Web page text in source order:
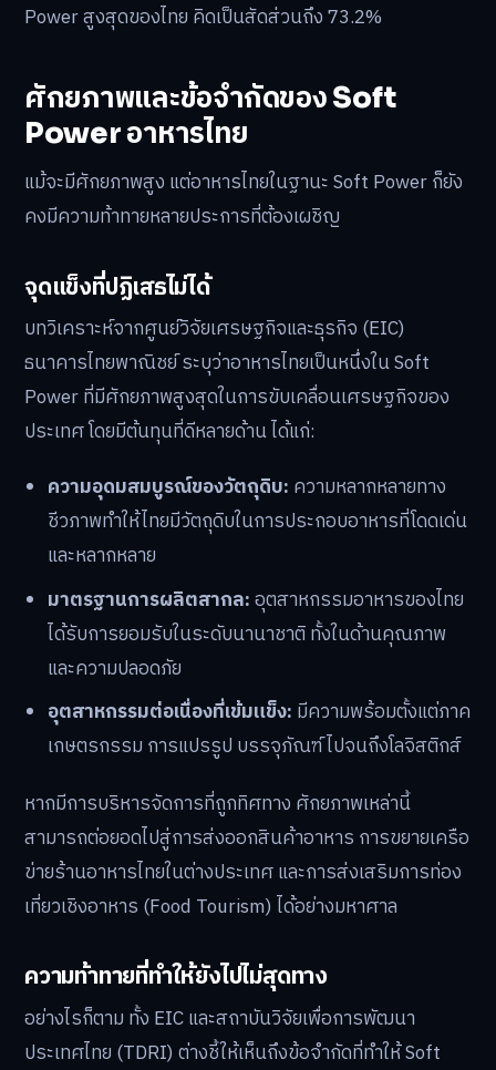
Power สูงสุดของไทย คิดเป็นสัดส่วนถึง 73.2%
ศักยภาพและข้อจำกัดของ Soft
Power อาหารไทย
แม้จะมีศักยภาพสูง แต่อาหารไทยในฐานะ Soft Power ก็ยัง
คงมีความท้าทายหลายประการที่ต้องเผชิญ
จุดแข็งที่ปฏิเสธไม่ได้
บทวิเคราะห์จากศูนย์วิจัยเศรษฐกิจและธุรกิจ (EIC)
ธนาคารไทยพาณิชย์ ระบุว่าอาหารไทยเป็นหนึ่งใน Soft
Power ที่มีศักยภาพสูงสุดในการขับเคลื่อนเศรษฐกิจของ
ประเทศ โดยมีต้นทุนที่ดีหลายด้าน ได้แก่:
ความอุดมสมบูรณ์ของวัตถุดิบ: ความหลากหลายทาง
ชีวภาพทำให้ไทยมีวัตถุดิบในการประกอบอาหารที่โดดเด่น
และหลากหลาย
มาตรฐานการผลิตสากล:อุตสาหกรรมอาหารของไทย
ได้รับการยอมรับในระดับนานาชาติ ทั้งในด้านคุณภาพ
และความปลอดภัย
อุตสาหกรรมต่อเนื่องที่เข้มแข็ง: มีความพร้อมตั้งแต่ภาค
เกษตรกรรม การแปรรูป บรรจุภัณฑ์ ไปจนถึงโลจิสติกส์
หากมีการบริหารจัดการที่ถูกทิศทาง ศักยภาพเหล่านี้
สามารถต่อยอดไปสู่การส่งออกสินค้าอาหาร การขยายเครือ
ข่ายร้านอาหารไทยในต่างประเทศ และการส่งเสริมการท่อง
เที่ยวเชิงอาหาร (Food Tourism) ได้อย่างมหาศาล
ความท้าทายที่ทำให้ยังไปไม่สุดทาง
อย่างไรก็ตาม ทั้ง EIC และสถาบันวิจัยเพื่อการพัฒนา
ประเทศไทย (TDRI) ต่างชี้ให้เห็นถึงข้อจำกัดที่ทำให้ Soft